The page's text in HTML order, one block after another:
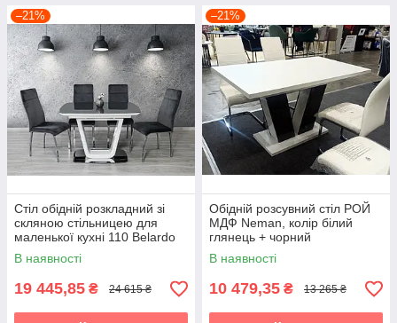
–21%
Стіл обідній розкладний зі
скляною стільницею для
маленької кухні 110 Belardo
DT-9923 Evrodim, колір
Grey/White Glos
В наявності
19 445,85 ₴ 24 615 ₴
–21%
Обідній розсувний стіл РОЙ
МДФ Neman, колір білий
глянець + чорний
В наявності
10 479,35 ₴ 13 265 ₴